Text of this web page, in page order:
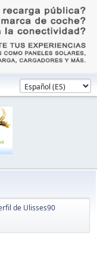
de Ulisses90